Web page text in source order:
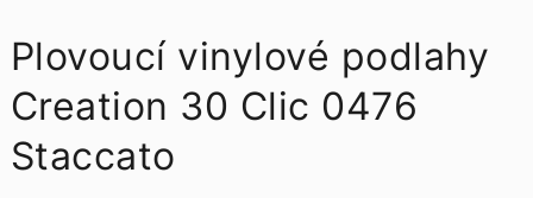
Plovoucí vinylové podlahy
Creation 30 Clic 0476
Staccato